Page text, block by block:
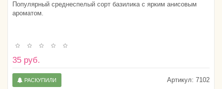
Популярный среднеспелый сорт базилика с ярким анисовым
ароматом.
35 руб.
Артикул: 7102
РАСКУПИЛИ